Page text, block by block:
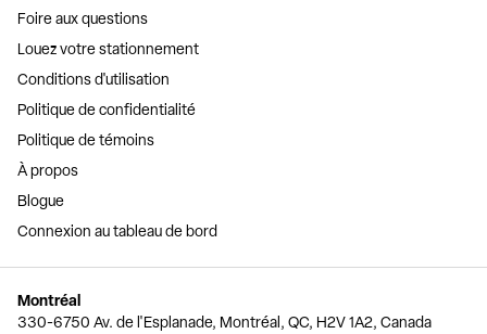
Foire aux questions
Louez votre stationnement
Conditions d'utilisation
Politique de confidentialité
Politique de témoins
À propos
Blogue
Connexion au tableau de bord
Montréal
330-6750 Av. de l'Esplanade, Montréal, QC, H2V 1A2, Canada